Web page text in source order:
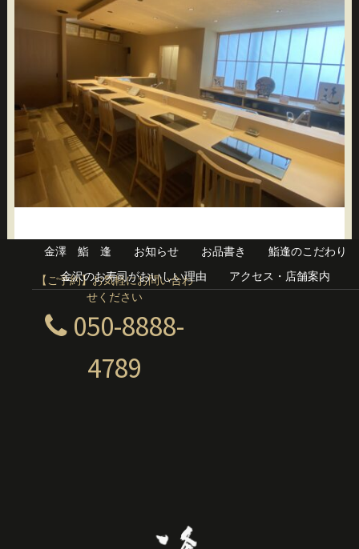
【ご予約】お気軽にお問い合わ
せください
050-8888-
4789
金澤 鮨 逢 お知らせ お品書き
鮨逢のこだわり
金沢のお寿司がおいしい理由
アクセス・店舗案内